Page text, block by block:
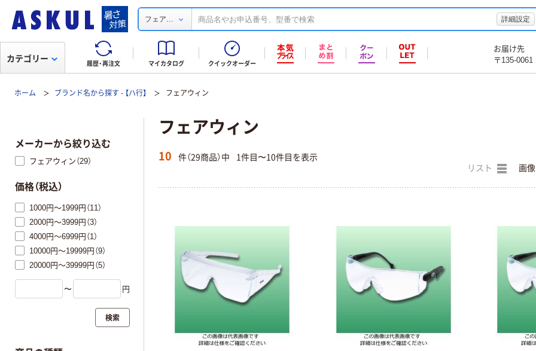
フェア... 詳細設定
履歴・再注文 マイカタログ クイックオーダー
お届け先
〒135-0061
カテゴリー
ホーム ブランド名から探す - 【ハ行】 フェアウィン
フェアウィン
10 件（29商品）中 1件目〜10件目を表示
リスト 画像
メーカーから絞り込む
フェアウィン（29）
価格（税込）
1000円～1999円（11）
2000円～3999円（3）
4000円～6999円（1）
10000円～19999円（9）
20000円～39999円（5）
〜 円
検索